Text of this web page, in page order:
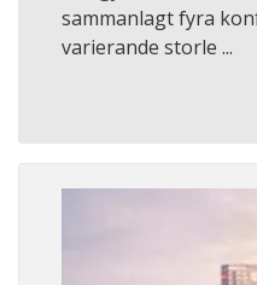
sammanlagt fyra
varierande storle ...